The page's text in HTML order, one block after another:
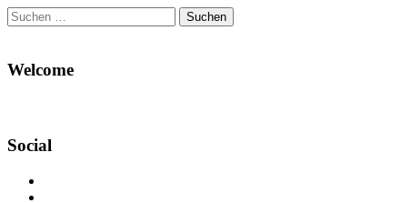
Suchen
nach:
Welcome
Social